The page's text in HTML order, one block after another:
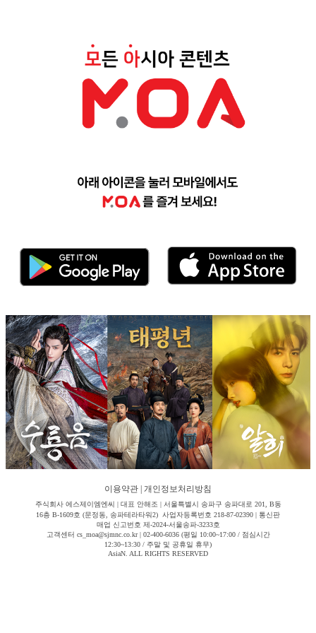
이용약관 개인정보처리방침
주식회사 에스제이엠엔씨 | 대표 안해조 | 서울특별시 송파구 송파대로 201, B동
16층 B-1609호 (문정동, 송파테라타워2) 사업자등록번호 218-87-02390 | 통신판
매업 신고번호 제-2024-서울송파-3233호
고객센터 cs_moa@sjmnc.co.kr | 02-400-6036 (평일 10:00~17:00 / 점심시간
12:30~13:30 / 주말 및 공휴일 휴무)
AsiaN. ALL RIGHTS RESERVED